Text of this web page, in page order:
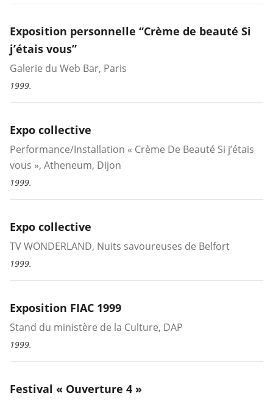
Exposition personnelle “Crème de beauté Si
j’étais vous”
Galerie du Web Bar, Paris
1999.
Expo collective
Performance/Installation « Crème De Beauté Si j’étais
vous », Atheneum, Dijon
1999.
Expo collective
TV WONDERLAND, Nuits savoureuses de Belfort
1999.
Exposition FIAC 1999
Stand du ministère de la Culture, DAP
1999.
Festival « Ouverture 4 »